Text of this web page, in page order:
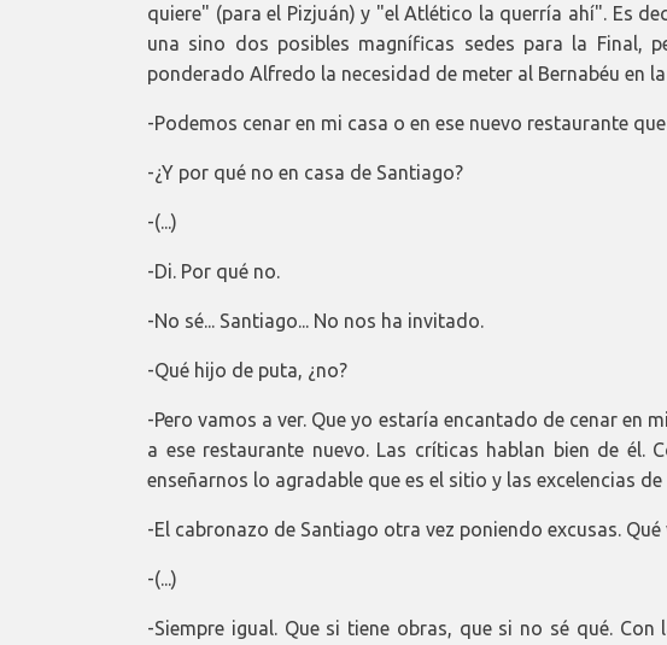
quiere" (para el Pizjuán) y "el Atlético la querría ahí". Es
una sino dos posibles magníficas sedes para la Final,
ponderado Alfredo la necesidad de meter al Bernabéu en
-Podemos cenar en mi casa o en ese nuevo restaurante
-¿Y por qué no en casa de Santiago?
-(...)
-Di. Por qué no.
-No sé... Santiago... No nos ha invitado.
-Qué hijo de puta, ¿no?
-Pero vamos a ver. Que yo estaría encantado de cenar en
a ese restaurante nuevo. Las críticas hablan bien de
enseñarnos lo agradable que es el sitio y las excelencias de
-El cabronazo de Santiago otra vez poniendo excusas. Qué
-(...)
-Siempre igual. Que si tiene obras, que si no sé qué.